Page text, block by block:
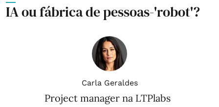
IA ou fábrica de pessoas-'robot'?
Carla Geraldes
Project manager na LTPlabs